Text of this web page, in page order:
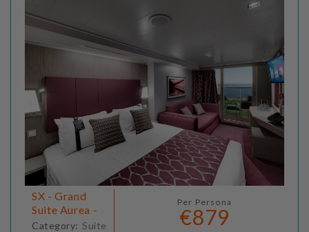
SX - Grand
Suite Aurea -
Category: Suite
Per Persona
€879